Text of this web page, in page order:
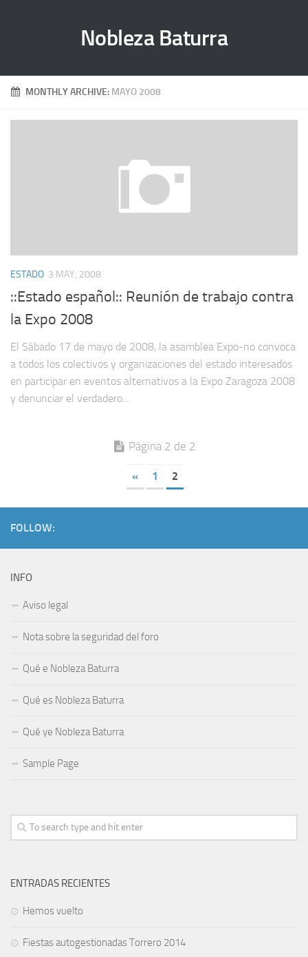
Nobleza Baturra
MONTHLY ARCHIVE: MAYO 2008
ESTADO 3 MAY, 2008
::Estado español:: Reunión de trabajo contra
la Expo 2008
El Sábado 17 de mayo de 2008, la asamblea Expo-no convoca
a todos los colectivos y organizaciones del estado interesados
en participar en eventos alternativos a la Expo Zaragoza 2008
y denunciar el verdadero...
Página 2 de 2
« 1 2
FOLLOW:
INFO
Aviso legal
Nota sobre la seguridad del foro
Qué e Nobleza Baturra
Qué es Nobleza Baturra
Qué ye Nobleza Baturra
Sample Page
ENTRADAS RECIENTES
Hemos vuelto
Fiestas autogestionadas Torrero 2014